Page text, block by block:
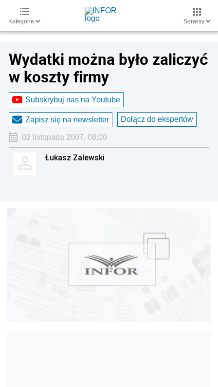
Kategorie Serwisy
Wydatki można było zaliczyć
w koszty firmy
Subskrybuj nas na Youtube
Zapisz się na newsletter Dołącz do ekspertów
02 listopada 2007, 08:00
Łukasz Zalewski